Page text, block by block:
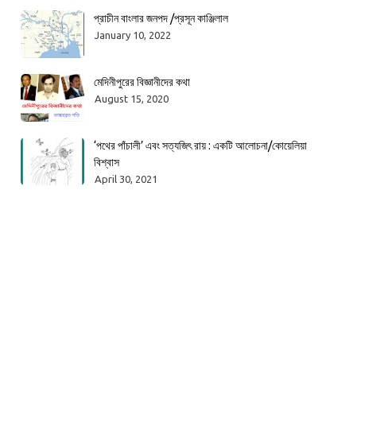
প্রাচীন বাংলার জনপদ /প্রসূন কাঞ্জিলাল
January 10, 2022
মেদিনীপুরের বিজ্ঞানীদের কথা
August 15, 2020
‘পথের পাঁচালী’ এবং সত্যজিৎ রায় : একটি আলোচনা/কোয়েলিয়া
বিশ্বাস
April 30, 2021